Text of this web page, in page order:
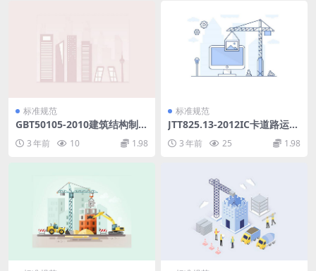
标准规范
GBT50105-2010建筑结构制图
3 年前 10 1.98
标准规范
JTT825.13-2012IC卡道路运输
证件第13部分：IC卡及关键设
备检测规范.pdf
3 年前 25 1.98